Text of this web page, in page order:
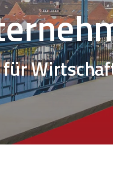
für